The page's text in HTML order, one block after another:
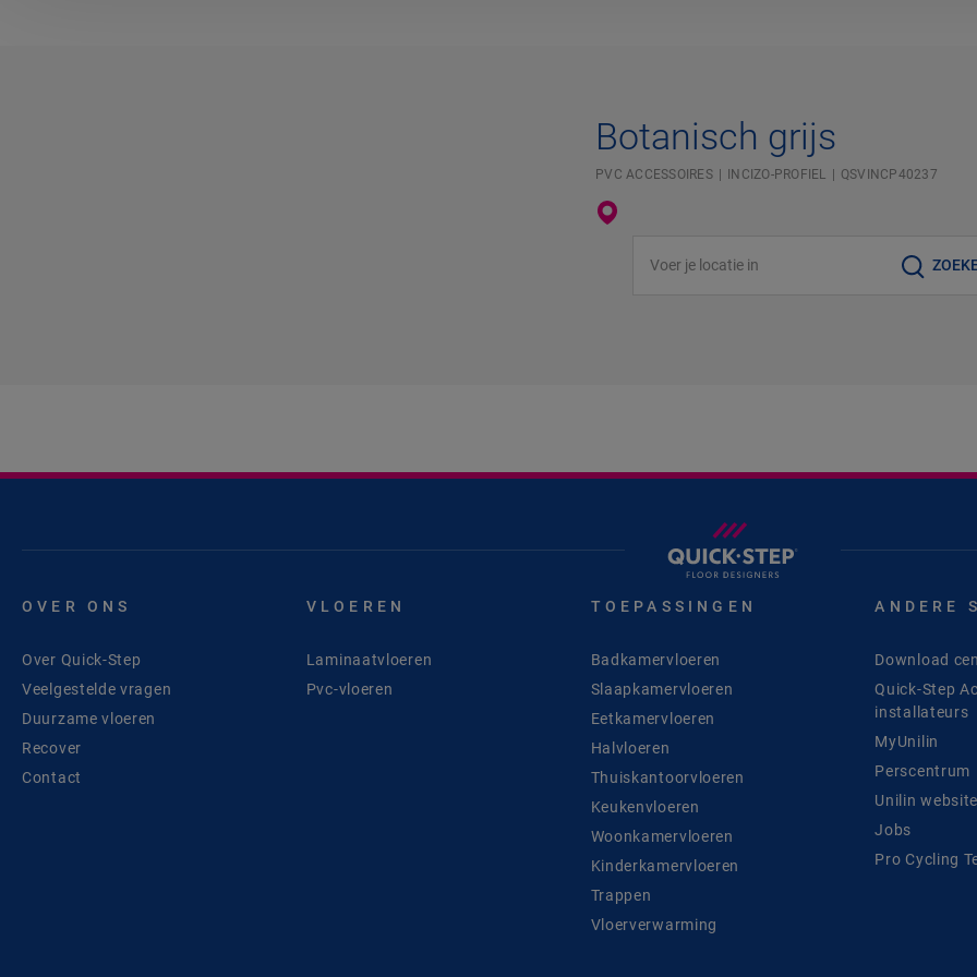
Botanisch grijs
PVC ACCESSOIRES INCIZO-PROFIEL QSVINCP40237
OVER ONS
Over Quick-Step
Veelgestelde vragen
Duurzame vloeren
Recover
Contact
VLOEREN
Laminaatvloeren
Pvc-vloeren
TOEPASSINGEN
Badkamervloeren
Slaapkamervloeren
Eetkamervloeren
Halvloeren
Thuiskantoorvloeren
Keukenvloeren
Woonkamervloeren
Kinderkamervloeren
Trappen
Vloerverwarming
ANDERE
Download
Quick-Step
installateurs
MyUnilin
Perscentrum
Unilin
Jobs
Pro Cycling